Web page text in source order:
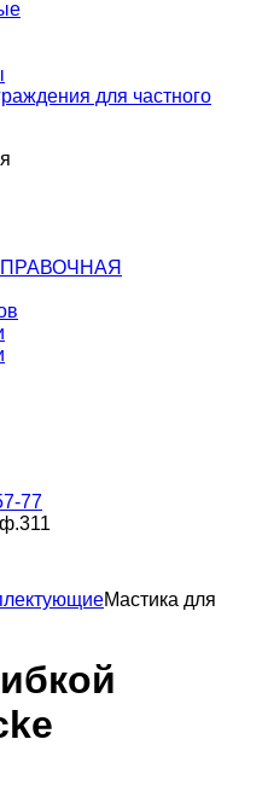
для частного
77
Мастика для